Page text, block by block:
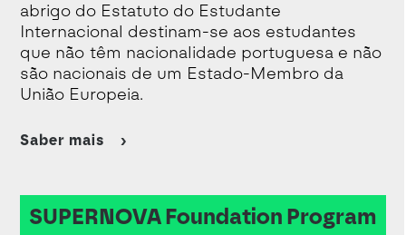
abrigo do Estatuto do Estudante
Internacional destinam-se aos estudantes
que não têm nacionalidade portuguesa e não
são nacionais de um Estado-Membro da
União Europeia.
Saber mais
SUPERNOVA Foundation Program